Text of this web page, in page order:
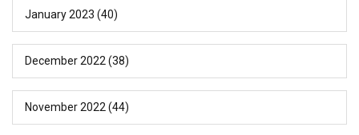
January 2023 (40)
December 2022 (38)
November 2022 (44)